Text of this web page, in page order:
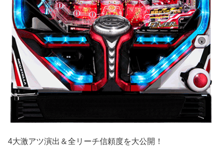
4大激アツ演出＆全リーチ信頼度を大公開！